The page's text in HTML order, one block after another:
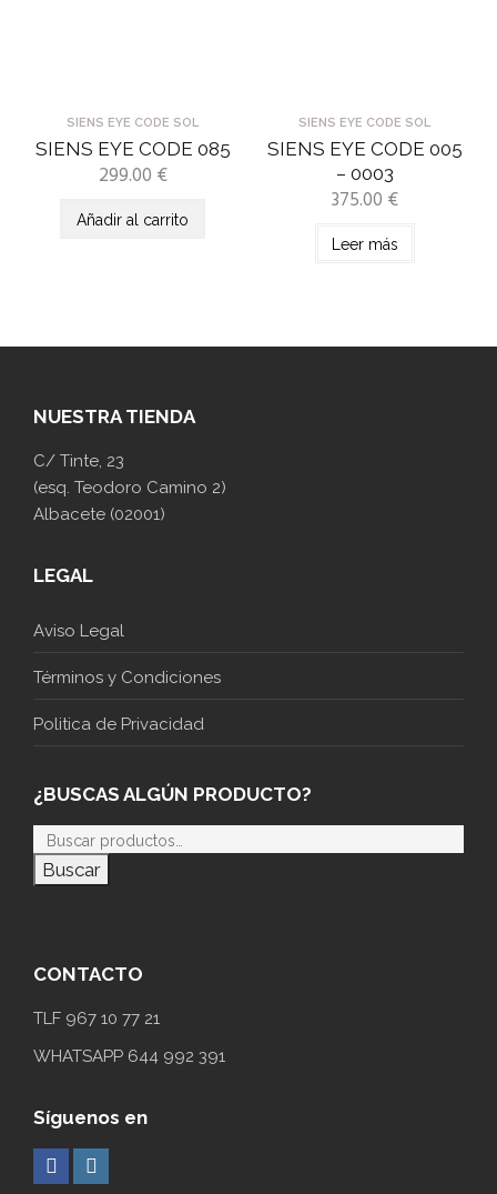
SIENS EYE CODE SOL
SIENS EYE CODE 085
299.00 €
Añadir al carrito
SIENS EYE CODE SOL
SIENS EYE CODE 005
– 0003
375.00 €
Leer más
NUESTRA TIENDA
C/ Tinte, 23
(esq. Teodoro Camino 2)
Albacete (02001)
LEGAL
Aviso Legal
Términos y Condiciones
Politica de Privacidad
¿BUSCAS ALGÚN PRODUCTO?
Buscar
CONTACTO
TLF 967 10 77 21
WHATSAPP 644 992 391
Síguenos en